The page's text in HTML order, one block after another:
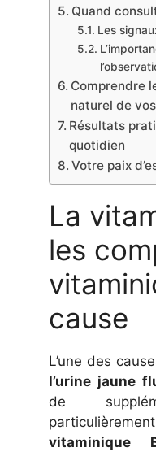
Quand
Les
Comprendre
naturel de
Résultats
quotidien
Votre paix
La
les
cause
L’une des
l’urine jaune
de
vitaminique